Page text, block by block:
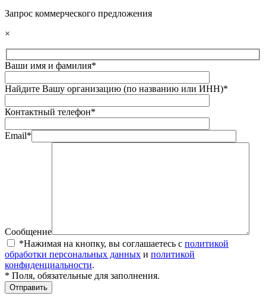
Запрос коммерческого предложения
×
Ваши имя и фамилия*
Найдите Вашу организацию (по названию или ИНН)*
Контактный телефон*
Email*
Сообщение
*Нажимая на кнопку, вы соглашаетесь с политикой
обработки персональных данных и политикой
конфиденциальности.
* Поля, обязательные для заполнения.